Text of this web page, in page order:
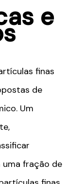
e
finas
de
Um
uma fração de